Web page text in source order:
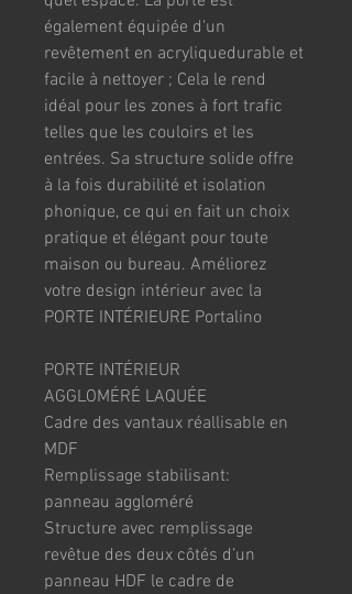
également équipée d'un
revêtement en acryliquedurable et
facile à nettoyer ; Cela le rend
idéal pour les zones à fort trafic
telles que les couloirs et les
entrées. Sa structure solide offre
à la fois durabilité et isolation
phonique, ce qui en fait un choix
pratique et élégant pour toute
maison ou bureau. Améliorez
votre design intérieur avec la
PORTE INTÉRIEURE Portalino
PORTE INTÉRIEUR
AGGLOMÉRÉ LAQUÉE
Cadre des vantaux réallisable en
MDF
Remplissage stabilisant:
panneau aggloméré
Structure avec remplissage
revêtue des deux côtés d’un
panneau HDF le cadre de